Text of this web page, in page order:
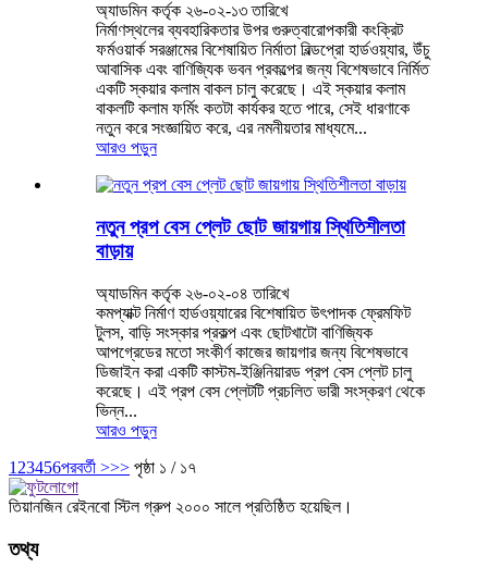
অ্যাডমিন কর্তৃক ২৬-০২-১৩ তারিখে
নির্মাণস্থলের ব্যবহারিকতার উপর গুরুত্বারোপকারী কংক্রিট
ফর্মওয়ার্ক সরঞ্জামের বিশেষায়িত নির্মাতা বিল্ডপ্রো হার্ডওয়্যার, উঁচু
আবাসিক এবং বাণিজ্যিক ভবন প্রকল্পের জন্য বিশেষভাবে নির্মিত
একটি স্কয়ার কলাম বাকল চালু করেছে। এই স্কয়ার কলাম
বাকলটি কলাম ফর্মিং কতটা কার্যকর হতে পারে, সেই ধারণাকে
নতুন করে সংজ্ঞায়িত করে, এর নমনীয়তার মাধ্যমে...
আরও পড়ুন
নতুন প্রপ বেস প্লেট ছোট জায়গায় স্থিতিশীলতা
বাড়ায়
অ্যাডমিন কর্তৃক ২৬-০২-০৪ তারিখে
কমপ্যাক্ট নির্মাণ হার্ডওয়্যারের বিশেষায়িত উৎপাদক ফ্রেমফিট
টুলস, বাড়ি সংস্কার প্রকল্প এবং ছোটখাটো বাণিজ্যিক
আপগ্রেডের মতো সংকীর্ণ কাজের জায়গার জন্য বিশেষভাবে
ডিজাইন করা একটি কাস্টম-ইঞ্জিনিয়ারড প্রপ বেস প্লেট চালু
করেছে। এই প্রপ বেস প্লেটটি প্রচলিত ভারী সংস্করণ থেকে
ভিন্ন...
আরও পড়ুন
1 23456পরবর্তী >>> পৃষ্ঠা ১ / ১৭
তিয়ানজিন রেইনবো স্টিল গ্রুপ ২০০০ সালে প্রতিষ্ঠিত হয়েছিল।
তথ্য